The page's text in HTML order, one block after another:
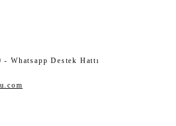
Whatsapp Destek Hattı